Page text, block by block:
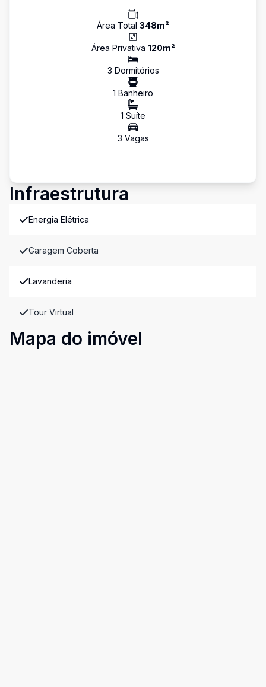
Área Total 348m²
Área Privativa 120m²
3 Dormitórios
1 Banheiro
1 Suíte
3 Vagas
Infraestrutura
Energia Elétrica
Garagem Coberta
Lavanderia
Tour Virtual
Mapa do imóvel